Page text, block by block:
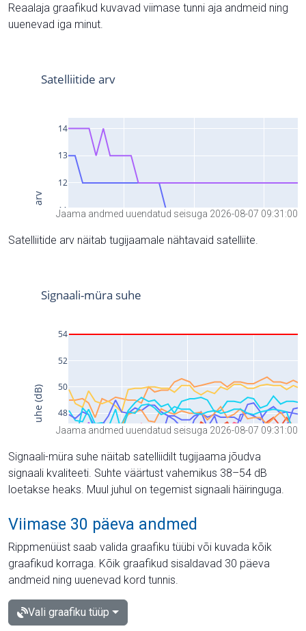
Reaalaja graafikud kuvavad viimase tunni aja andmeid ning
uuenevad iga minut.
Jaama andmed uuendatud seisuga 2026-08-07 09:31:00
Satelliitide arv näitab tugijaamale nähtavaid satelliite.
Jaama andmed uuendatud seisuga 2026-08-07 09:31:00
Signaali-müra suhe näitab satelliidilt tugijaama jõudva
signaali kvaliteeti. Suhte väärtust vahemikus 38–54 dB
loetakse heaks. Muul juhul on tegemist signaali häiringuga.
Viimase 30 päeva andmed
Rippmenüüst saab valida graafiku tüübi või kuvada kõik
graafikud korraga. Kõik graafikud sisaldavad 30 päeva
andmeid ning uuenevad kord tunnis.
Vali graafiku tüüp